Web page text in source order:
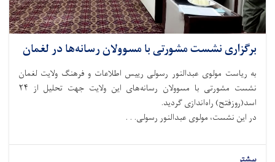
برگزاری نشست مشورتی با مسوولان رسانه‌ها در لغمان
به ریاست مولوی عبدالنور رسولی رییس اطلاعات و فرهنگ ولایت لغمان
نشست مشورتی با مسوولان رسانه‌های این ولایت جهت تحلیل از ۲۴
اسد(روزفتح) راه‌اندازی گردید.
در این نشست، مولوی عبدالنور رسولی. . .